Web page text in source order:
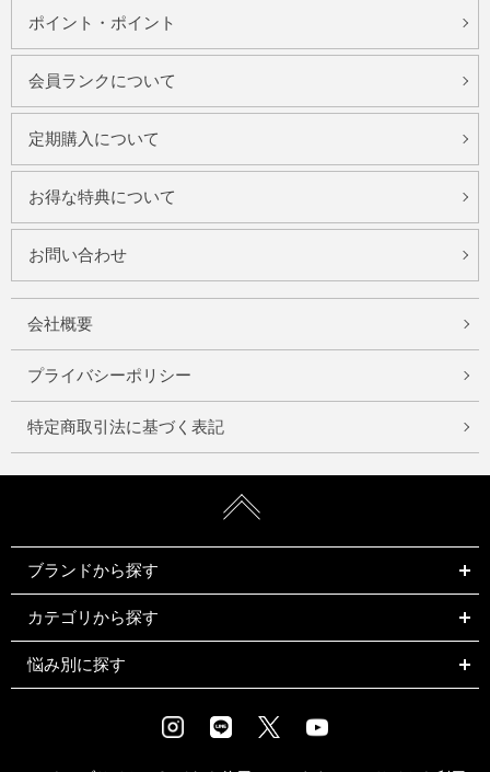
ポイント・ポイント
会員ランクについて
定期購入について
お得な特典について
お問い合わせ
会社概要
プライバシーポリシー
特定商取引法に基づく表記
ブランドから探す
カテゴリから探す
悩み別に探す
InstagramLINE X